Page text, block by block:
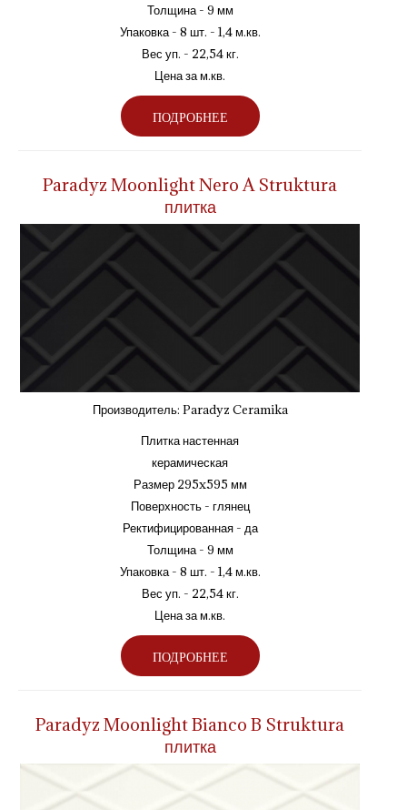
Толщина - 9 мм
Упаковка - 8 шт. - 1,4 м.кв.
Вес уп. - 22,54 кг.
Цена за м.кв.
ПОДРОБНЕЕ
Paradyz Moonlight Nero A Struktura
плитка
Производитель: Paradyz Ceramika
Плитка настенная
керамическая
Размер 295x595 мм
Поверхность - глянец
Ректифицированная - да
Толщина - 9 мм
Упаковка - 8 шт. - 1,4 м.кв.
Вес уп. - 22,54 кг.
Цена за м.кв.
ПОДРОБНЕЕ
Paradyz Moonlight Bianco B Struktura
плитка